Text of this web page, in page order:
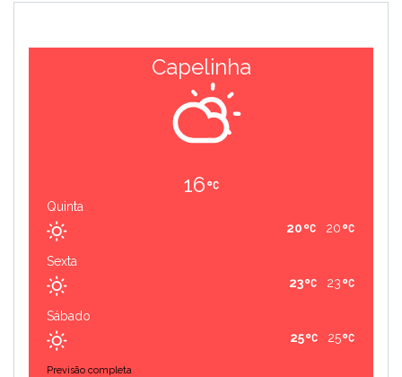
Capelinha
16
Quinta
20
20
Sexta
23
23
Sábado
25
25
Previsão completa